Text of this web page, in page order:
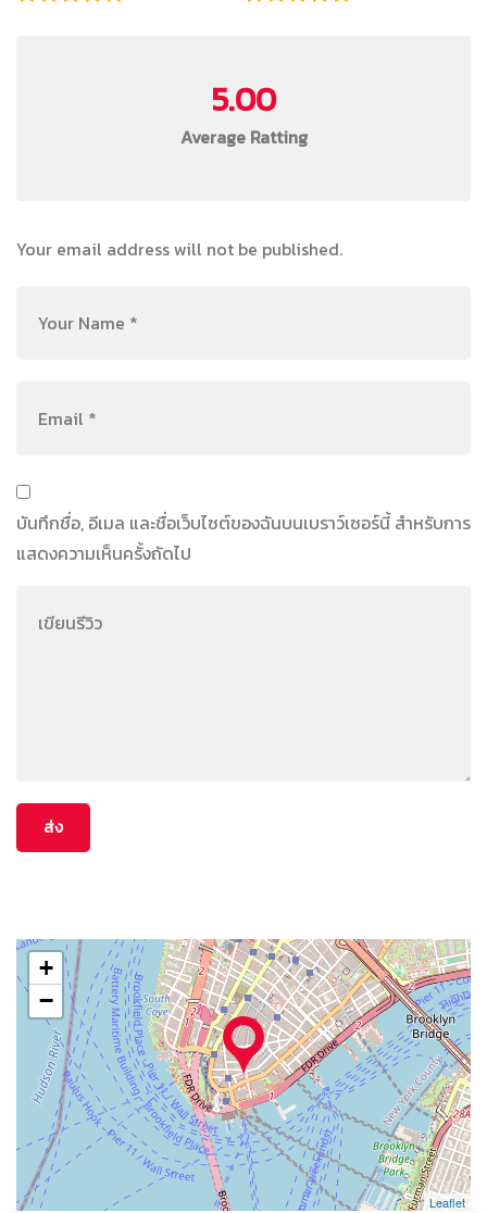
5.00
Average Ratting
Your email address will not be published.
บันทึกชื่อ, อีเมล และชื่อเว็บไซต์ของฉันบนเบราว์เซอร์นี้ สำหรับการ
แสดงความเห็นครั้งถัดไป
+
−
Leaflet